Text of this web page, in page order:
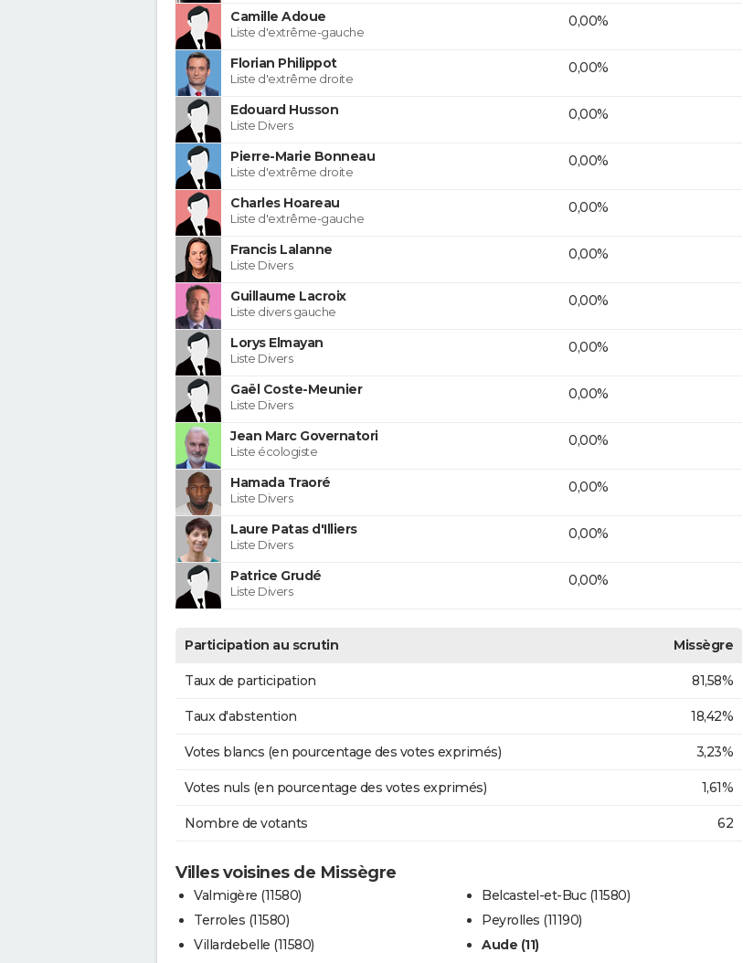
Camille Adoue
Liste d'extrême-gauche
0,00%
Florian Philippot
Liste d'extrême droite
0,00%
Edouard Husson
Liste Divers
0,00%
Pierre-Marie Bonneau
Liste d'extrême droite
0,00%
Charles Hoareau
Liste d'extrême-gauche
0,00%
Francis Lalanne
Liste Divers
0,00%
Guillaume Lacroix
Liste divers gauche
0,00%
Lorys Elmayan
Liste Divers
0,00%
Gaël Coste-Meunier
Liste Divers
0,00%
Jean Marc Governatori
Liste écologiste
0,00%
Hamada Traoré
Liste Divers
0,00%
Laure Patas d'Illiers
Liste Divers
0,00%
Patrice Grudé
Liste Divers
0,00%
Participation au scrutin Missègre
Taux de participation 81,58%
Taux d'abstention 18,42%
Votes blancs (en pourcentage des votes exprimés) 3,23%
Votes nuls (en pourcentage des votes exprimés) 1,61%
Nombre de votants 62
Villes voisines de Missègre
Valmigère (11580)
Terroles (11580)
Villardebelle (11580)
Belcastel-et-Buc (11580)
Peyrolles (11190)
Aude (11)